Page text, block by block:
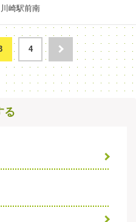
崎駅前南
4
る